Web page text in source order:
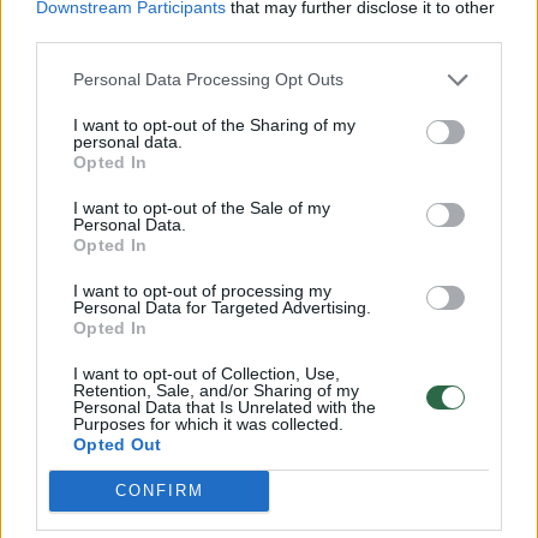
Downstream Participants that may further disclose it to other
Personal Data Processing Opt Outs
I want to opt-out of the Sharing of my
personal data.
Opted In
I want to opt-out of the Sale of my
Personal Data.
Opted In
I want to opt-out of processing my
Personal Data for Targeted Advertising.
Opted In
I want to opt-out of Collection, Use,
Retention, Sale, and/or Sharing of my
Personal Data that Is Unrelated with the
Purposes for which it was collected.
Opted Out
CONFIRM
Sukūrė sprendimą, kaip logistikos įmonėms sutaupyti
marias laiko – padėjo karti patirtis
Žinios | Verslas
Vaikystės pramogas pavertė verslu: apsilankyti Pepės
Žinios | Verslas
00:06:00
Verslininko sėkmės istorija: kaip svajones paversti
realybe
Žinios | Verslas
Žinios | Pramogos